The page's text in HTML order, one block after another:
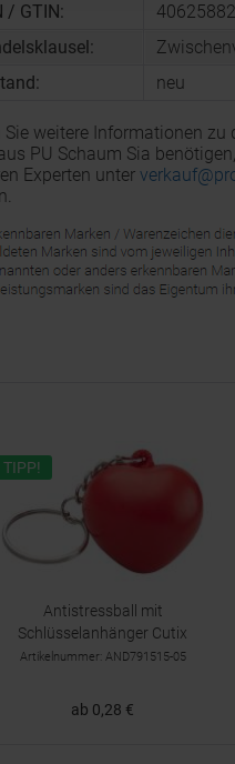
/ GTIN:
neu
Sie weitere Informationen zu
PU Schaum Sia
Experten unter
TIPP!
Antistressball mit
Schlüsselanhänger Cutix
Artikelnummer: AND791515-05
ab 0,28 €